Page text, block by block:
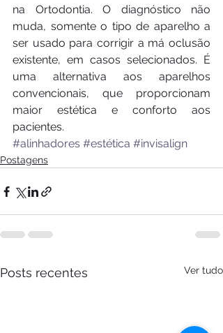
na Ortodontia. O diagnóstico não
muda, somente o tipo de aparelho a
ser usado para corrigir a má oclusão
existente, em casos selecionados. É
uma alternativa aos aparelhos
convencionais, que proporcionam
maior estética e conforto aos
pacientes.
#alinhadores #estética #invisalign
Postagens
Posts recentes Ver tudo